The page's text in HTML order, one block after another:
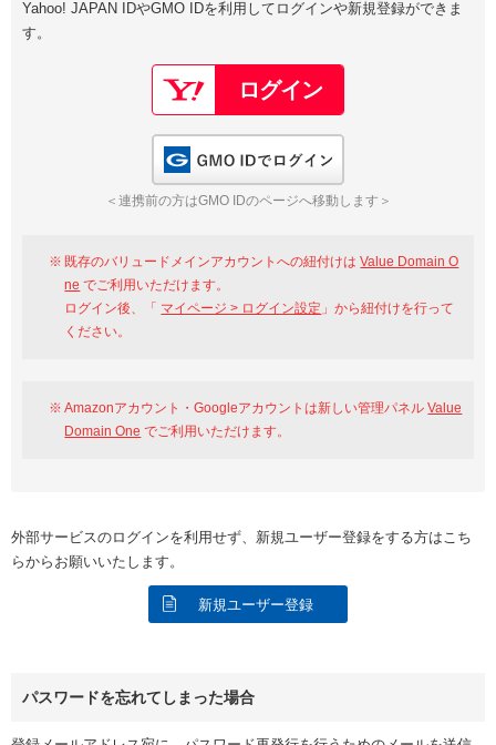
Google
GMO ID Amazon
※AmazonはValue Domain Oneのログイン画面へ遷移します
Value Domain Oneアカウント作成
以下でも登録可能
Google Yahoo!
GMO ID
Yahoo! JAPAN IDやGMO IDを利用してログインや新規登録ができま
す。
＜連携前の方はGMO IDのページへ移動します＞
既存のバリュードメインアカウントへの紐付けはValue Domain O
ne でご利用いただけます。
ログイン後、「 マイページ > ログイン設定 」から紐付けを行って
ください。
Amazonアカウント・Googleアカウントは新しい管理パネルValue
Domain One でご利用いただけます。
外部サービスのログインを利用せず、新規ユーザー登録をする方はこち
らからお願いいたします。
新規ユーザー登録
パスワードを忘れてしまった場合